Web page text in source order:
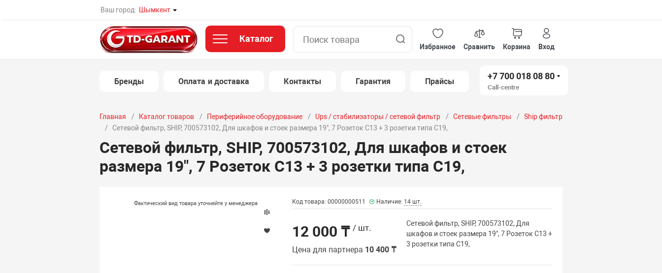
Ваш город: Шымкент
Каталог
Избранное
Сравнить Корзина Вход
Бренды Оплата и доставка Контакты Гарантия Прайсы
+7 700 018 08 80
Call-centre
Главная Каталог товаров Периферийное оборудование Ups / стабилизаторы / сетевой фильтр Сетевые фильтры
Ship фильтр
Сетевой фильтр, SHIP, 700573102, Для шкафов и стоек размера 19", 7 Розеток C13 + 3 розетки типа C19,
Сетевой фильтр, SHIP, 700573102, Для шкафов и стоек
размера 19", 7 Розеток C13 + 3 розетки типа C19,
Фактический вид товара уточняйте у менеджера Код товара: 00000000511 Наличие: 14 шт.
12 000 ₸ / шт.
Цена для партнера 10 400 ₸
Сетевой фильтр, SHIP, 700573102, Для
шкафов и стоек размера 19", 7 Розеток C13 +
3 розетки типа C19,